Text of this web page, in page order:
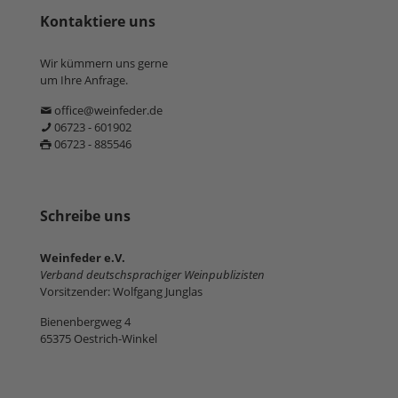
Kontaktiere uns
Wir kümmern uns gerne
um Ihre Anfrage.
office@weinfeder.de
06723 - 601902
06723 - 885546
Schreibe uns
Weinfeder e.V.
Verband deutschsprachiger Weinpublizisten
Vorsitzender: Wolfgang Junglas
Bienenbergweg 4
65375 Oestrich-Winkel